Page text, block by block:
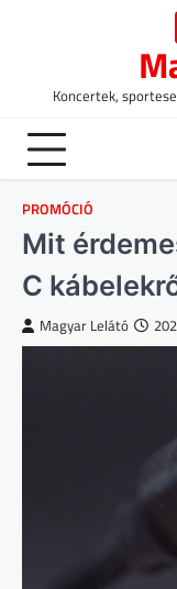
Koncertek,
PROMÓCIÓ
Mit
C
Magyar Lelátó